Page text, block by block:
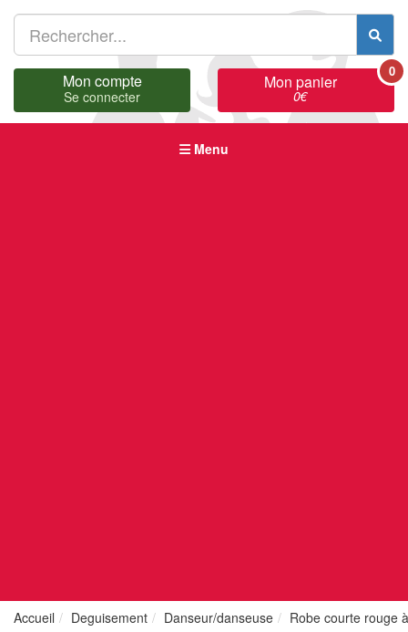
Mon compte
Se connecter
Mon panier
0€
0
Menu
Accueil Deguisement Danseur/danseuse Robe courte rouge